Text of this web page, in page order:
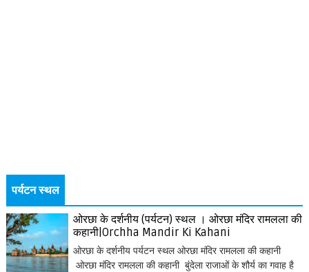
पर्यटन स्थल
ओरछा के दर्शनीय (पर्यटन) स्थल । ओरछा मंदिर रामलला की
कहानी|Orchha Mandir Ki Kahani
ओरछा के दर्शनीय पर्यटन स्थल ओरछा मंदिर रामलला की कहानी
ओरछा मंदिर रामलला की कहानी बुंदेला राजाओं के शौर्य का गवाह है